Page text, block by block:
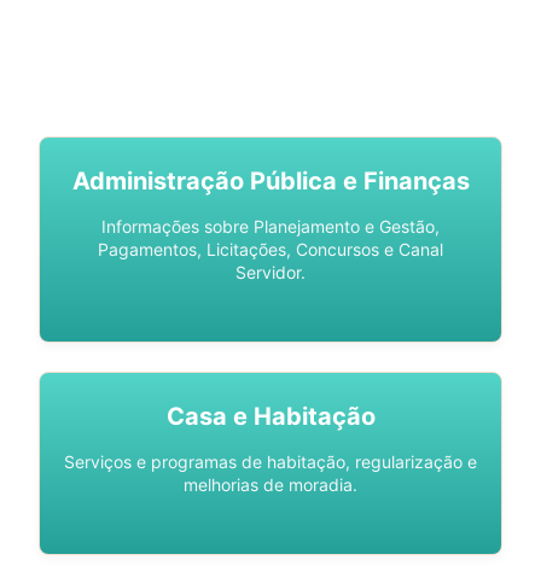
Administração Pública e Finanças
Informações sobre Planejamento e Gestão,
Pagamentos, Licitações, Concursos e Canal
Servidor.
Casa e Habitação
Serviços e programas de habitação, regularização e
melhorias de moradia.